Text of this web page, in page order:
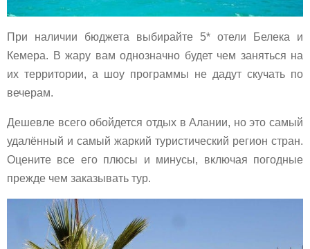
При наличии бюджета выбирайте 5* отели Белека и
Кемера. В жару вам однозначно будет чем заняться на
их территории, а шоу программы не дадут скучать по
вечерам.
Дешевле всего обойдется отдых в Алании, но это самый
удалённый и самый жаркий туристический регион стран.
Оцените все его плюсы и минусы, включая погодные
прежде чем заказывать тур.